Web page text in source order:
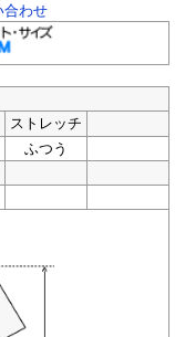
せ
ストレッチ
ふつう